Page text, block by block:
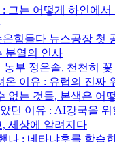
그는 어떻게 하인에
힘들다 뉴스공장 첫
분열의 인사
부 정은솔, 천천히
온 이유 : 유럽의 진짜
없는 것들, 본색은 어
던 이유 : AI강국을 위
세상에 알려지다
나 : 네타냐후를 학습